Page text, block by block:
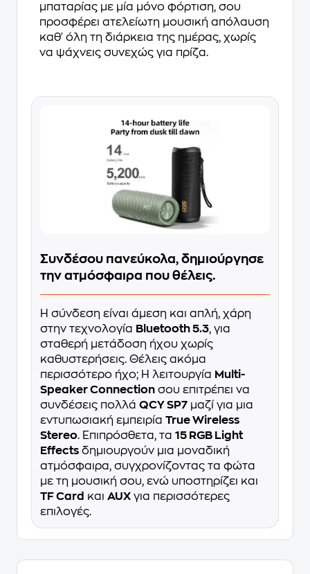
μπαταρίας με μία μόνο φόρτιση, σου
προσφέρει ατελείωτη μουσική απόλαυση
καθ' όλη τη διάρκεια της ημέρας, χωρίς
να ψάχνεις συνεχώς για πρίζα.
Συνδέσου πανεύκολα, δημιούργησε
την ατμόσφαιρα που θέλεις.
Η σύνδεση είναι άμεση και απλή, χάρη
στην τεχνολογία Bluetooth 5.3, για
σταθερή μετάδοση ήχου χωρίς
καθυστερήσεις. Θέλεις ακόμα
περισσότερο ήχο; Η λειτουργία Multi-
Speaker Connection σου επιτρέπει να
συνδέσεις πολλά QCY SP7 μαζί για μια
εντυπωσιακή εμπειρία True Wireless
Stereo. Επιπρόσθετα, τα 15 RGB Light
Effects δημιουργούν μια μοναδική
ατμόσφαιρα, συγχρονίζοντας τα φώτα
με τη μουσική σου, ενώ υποστηρίζει και
TF Card και AUX για περισσότερες
επιλογές.